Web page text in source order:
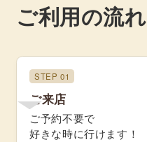
ご利用の流れ
STEP 01
ご来店
ご予約不要で
好きな時に行けます！